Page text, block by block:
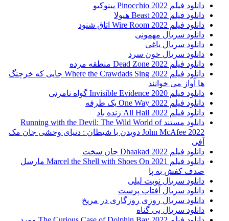
دانلود فیلم Pinocchio 2022 پینوکیو
دانلود فیلم Beast 2022 هیولا
دانلود فیلم Wire Room 2022 اتاق شنود
دانلود سریال مهمونی
دانلود سریال یاغی
دانلود سریال خون سرد
دانلود فیلم 2022 Dead Zone منطقه مرده
دانلود فیلم Where the Crawdads Sing 2022 جایی که خرچنگ
ها آواز می خوانند
دانلود فیلم 2020 Invisible Evidence گواه نامرئی
دانلود فیلم One Way 2022 یک طرفه
دانلود فیلم All Hail 2022 زنده باد
دانلود مستند Running with the Devil: The Wild World of
John McAfee 2022 دویدن با شیطان : دنیای وحشی جان مک
آفی
دانلود فیلم Dhaakad 2022 جان سخت
دانلود فیلم Marcel the Shell with Shoes On 2021 مارسل
صدف کفش به پا
دانلود سریال نوبت لیلی
دانلود سریال آفتاب پرست
دانلود سریال روزی روزگاری در مریخ
دانلود سریال بی گناه